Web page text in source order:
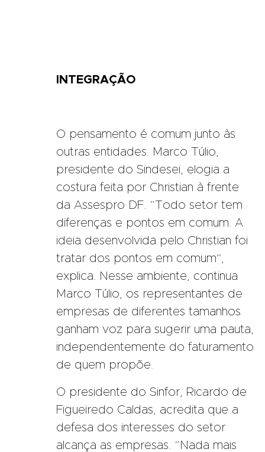
INTEGRAÇÃO
O pensamento é comum junto às
outras entidades. Marco Túlio,
presidente do Sindesei, elogia a
costura feita por Christian à frente
da Assespro DF. “Todo setor tem
diferenças e pontos em comum. A
ideia desenvolvida pelo Christian foi
tratar dos pontos em comum”,
explica. Nesse ambiente, continua
Marco Túlio, os representantes de
empresas de diferentes tamanhos
ganham voz para sugerir uma pauta,
independentemente do faturamento
de quem propõe.
O presidente do Sinfor, Ricardo de
Figueiredo Caldas, acredita que a
defesa dos interesses do setor
alcança as empresas. “Nada mais